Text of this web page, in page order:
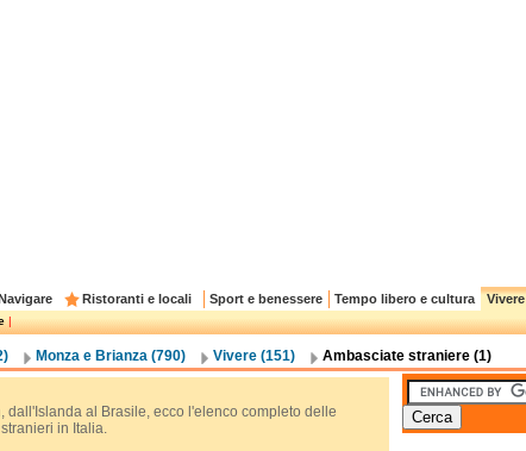
Ristoranti e locali Sport e benessere Tempo libero e cultura Vivere
|
Monza e Brianza (790) Vivere (151) Ambasciate straniere (1)
dall'Islanda al Brasile, ecco l'elenco completo delle
in Italia.